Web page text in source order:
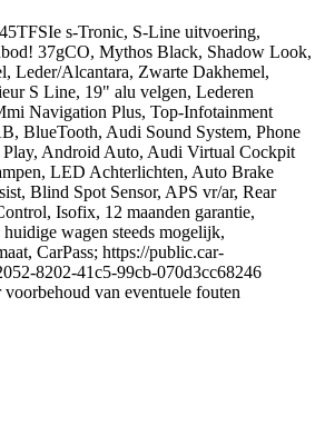
s-Tronic, S-Line uitvoering,
37gCO, Mythos Black, Shadow Look,
Leder/Alcantara, Zwarte Dakhemel,
S Line, 19" alu velgen, Lederen
Navigation Plus, Top-Infotainment
BlueTooth, Audi Sound System, Phone
Android Auto, Audi Virtual Cockpit
LED Achterlichten, Auto Brake
Blind Spot Sensor, APS vr/ar, Rear
Isofix, 12 maanden garantie,
wagen steeds mogelijk,
CarPass; https://public.car-
8202-41c5-99cb-070d3cc68246
voorbehoud van eventuele fouten